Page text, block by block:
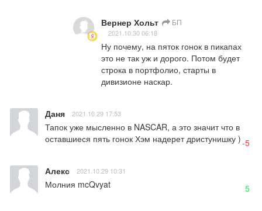
Вернер Хольт БП
2021.10.30 06:18
Ну почему, на пяток гонок в пикапах
это не так уж и дорого. Потом будет
строка в портфолио, старты в
дивизионе наскар.
Даня 2021.10.29 17:53
Тапок уже мысленно в NASCAR, а это значит что в
оставшиеся пять гонок Хэм надерет дристунишку )-5
Алекс 2021.10.29 10:31
Молния mcQvyat 5